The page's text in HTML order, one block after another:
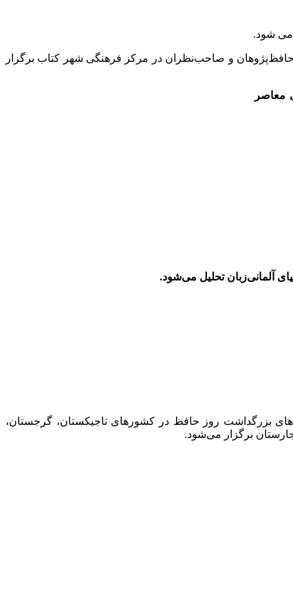
روز بزرگداشت حافظ، همایش دو روزۀ حافظ در روزهای سه‌شنبه و چهارشنبه ۲۱ و ۲۲ مهر ساعت ۱۵ با حضور حافظ‌پژوهان و صاحب‌نظران در مرکز فرهنگی شهر کتاب برگزار
معاصر
آلمانی‌زبان تحلیل می‌شود.
بزرگداشت روز حافظ در کشورهای تاجیکستان، گرجستان،
مجارستان برگزار می‌شود.